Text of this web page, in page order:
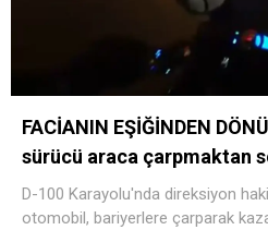
FACİANIN EŞİĞİNDEN
sürücü araca çarpmaktan
D-100 Karayolu'nda direksiyon
otomobil, bariyerlere çarparak